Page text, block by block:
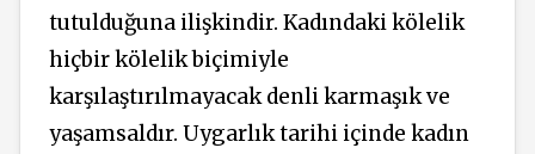
tutulduğuna ilişkindir. Kadındaki kölelik
hiçbir kölelik biçimiyle
karşılaştırılmayacak denli karmaşık ve
yaşamsaldır. Uygarlık tarihi içinde kadın